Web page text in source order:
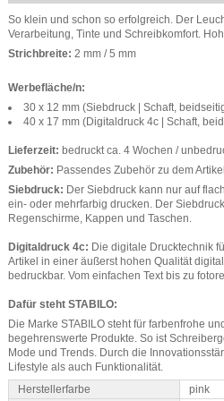
So klein und schon so erfolgreich. Der
Verarbeitung, Tinte und Schreibkomfort.
Strichbreite: 2 mm / 5 mm
Werbefläche/n:
30 x 12 mm (Siebdruck | Schaft,
40 x 17 mm (Digitaldruck 4c | Schaft,
Lieferzeit: bedruckt ca. 4 Wochen /
Zubehör: Passendes Zubehör zu dem
Siebdruck: Der Siebdruck kann nur auf
ein- oder mehrfarbig drucken. Der
Regenschirme, Kappen und Taschen.
Digitaldruck 4c: Die digitale Drucktechnik
Artikel in einer äußerst hohen Qualität
bedruckbar. Vom einfachen Text bis zu
Dafür steht STABILO:
Die Marke STABILO steht für farbenfrohe
begehrenswerte Produkte. So ist
Mode und Trends. Durch die
Lifestyle als auch Funktionalität.
Herstellerfarbe
pink